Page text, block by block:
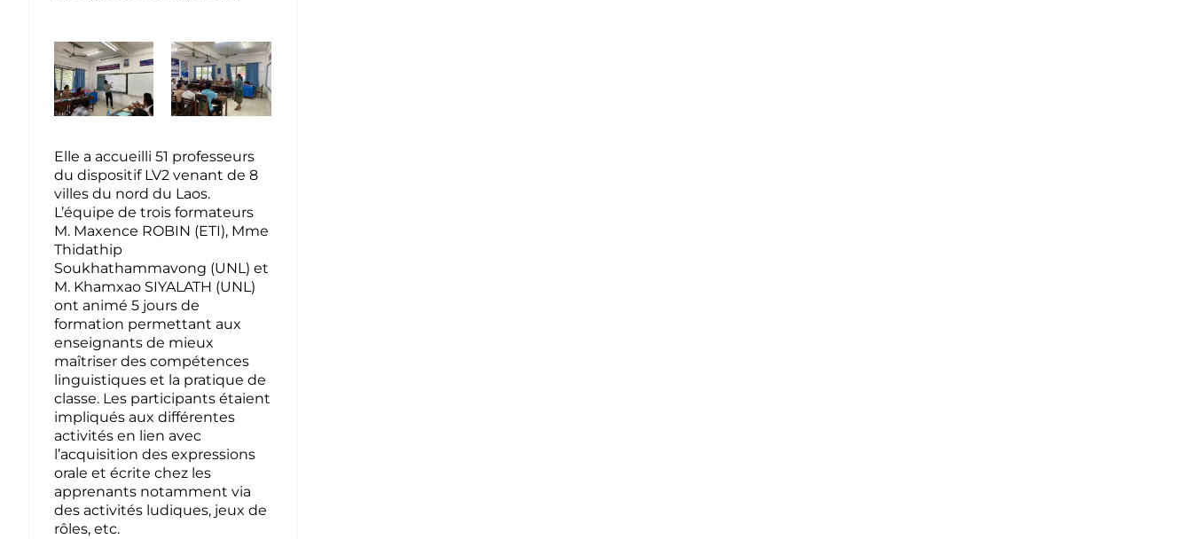
Elle a accueilli 51 professeurs
du dispositif LV2 venant de 8
villes du nord du Laos.
L’équipe de trois formateurs
M. Maxence ROBIN (ETI), Mme
Thidathip
Soukhathammavong (UNL) et
M. Khamxao SIYALATH (UNL)
ont animé 5 jours de
formation permettant aux
enseignants de mieux
maîtriser des compétences
linguistiques et la pratique de
classe. Les participants étaient
impliqués aux différentes
activités en lien avec
l’acquisition des expressions
orale et écrite chez les
apprenants notamment via
des activités ludiques, jeux de
rôles, etc.